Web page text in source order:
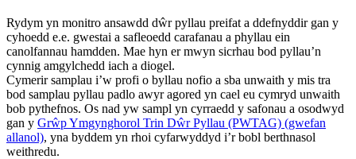
Rydym yn monitro ansawdd dŵr pyllau preifat a ddefnyddir gan y
cyhoedd e.e. gwestai a safleoedd carafanau a phyllau ein
canolfannau hamdden. Mae hyn er mwyn sicrhau bod pyllau’n
cynnig amgylchedd iach a diogel.
Cymerir samplau i’w profi o byllau nofio a sba unwaith y mis tra
bod samplau pyllau padlo awyr agored yn cael eu cymryd unwaith
bob pythefnos. Os nad yw sampl yn cyrraedd y safonau a osodwyd
gan y Grŵp Ymgynghorol Trin Dŵr Pyllau (PWTAG) (gwefan
allanol), yna byddem yn rhoi cyfarwyddyd i’r bobl berthnasol
weithredu.